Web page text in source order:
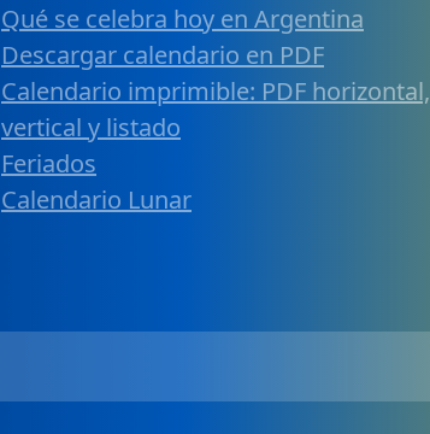
Qué se celebra hoy en Argentina
Descargar calendario en PDF
Calendario imprimible: PDF horizontal,
vertical y listado
Feriados
Calendario Lunar